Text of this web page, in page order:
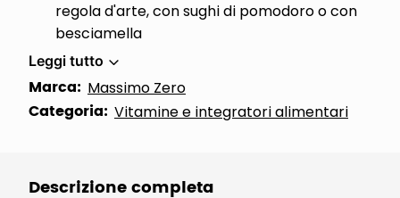
regola d'arte, con sughi di pomodoro o con
besciamella
Leggi tutto
Marca: Massimo Zero
Categoria: Vitamine e integratori alimentari
Descrizione completa